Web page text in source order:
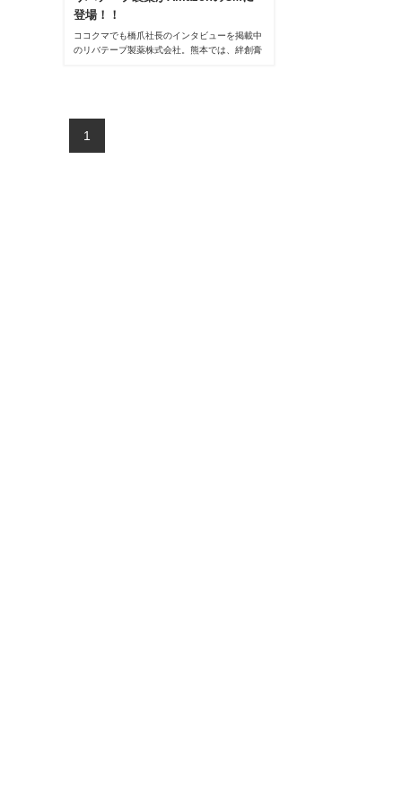
登場！！
ココクマでも橋爪社長のインタビューを掲載中
のリバテープ製薬株式会社。熊本では、絆創膏
1